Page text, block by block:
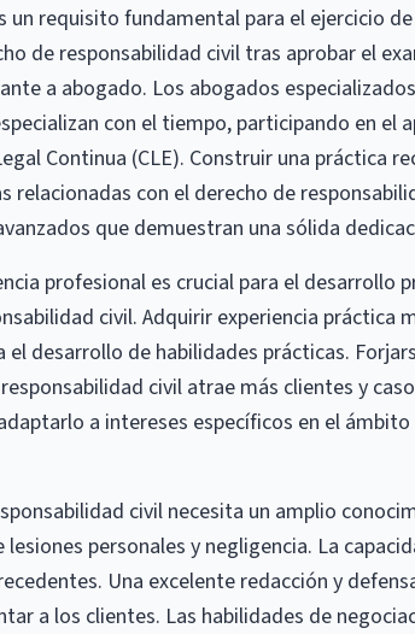
un requisito fundamental para el ejercicio
de responsabilidad civil tras aprobar el
a abogado. Los abogados
con el tiempo, participando en el
Continua (CLE). Construir una práctica
relacionadas con el derecho de
que demuestran una sólida
profesional es crucial para el desarrollo
civil. Adquirir experiencia práctica
el desarrollo de habilidades prácticas.
civil atrae más clientes y
a intereses específicos en el
civil necesita un amplio
personales y negligencia. La
Una excelente redacción y
a los clientes. Las habilidades de